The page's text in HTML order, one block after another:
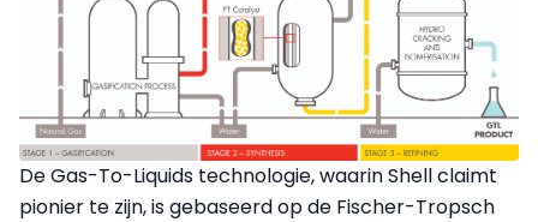
De Gas-To-Liquids technologie, waarin Shell claimt
pionier te zijn, is gebaseerd op de Fischer-Tropsch